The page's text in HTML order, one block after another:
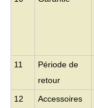
11
Période de
retour
12 Accessoires